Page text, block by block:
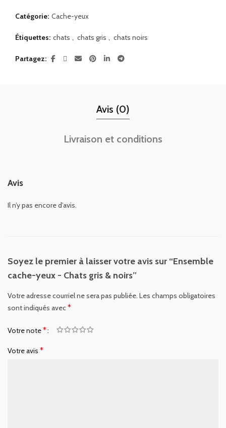
Catégorie: Cache-yeux
Étiquettes: chats , chats gris , chats noirs
Partagez
Avis (0)
Livraison et conditions
Avis
Il n’y pas encore d’avis.
Soyez le premier à laisser votre avis sur “Ensemble
cache-yeux - Chats gris & noirs”
Votre adresse courriel ne sera pas publiée. Les champs obligatoires
sont indiqués avec*
Votre note*
Votre avis *